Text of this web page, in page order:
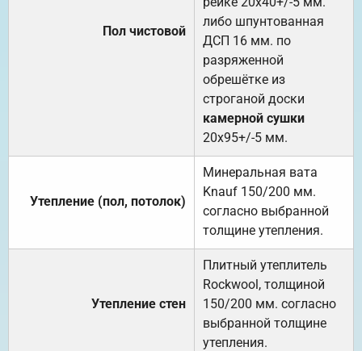
Пол чистовой
либо шпунтованная
ДСП 16 мм. по
разряженной
обрешётке из
строганой доски
камерной сушки
20х95+/-5 мм.
Утепление (пол, потолок)
Минеральная вата
Knauf 150/200 мм.
согласно выбранной
толщине утепления.
Утепление стен
Плитный утеплитель
Rockwool, толщиной
150/200 мм. согласно
выбранной толщине
утепления.